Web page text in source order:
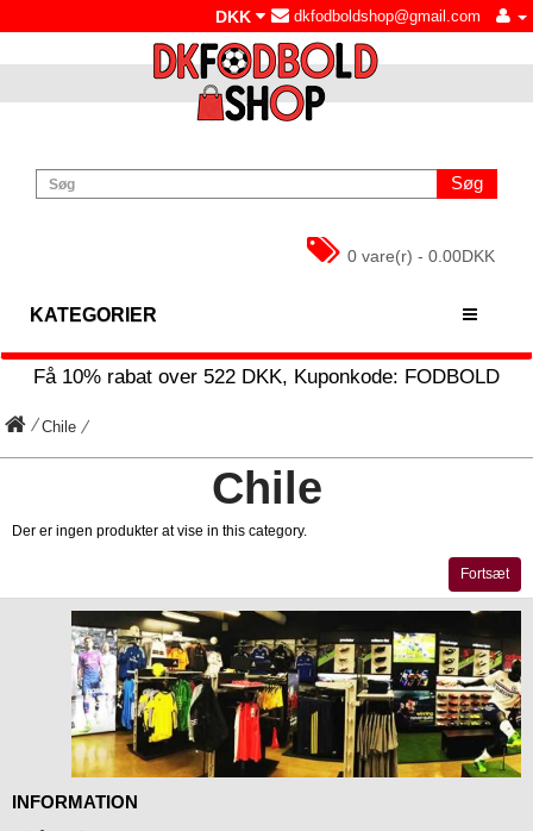
dkfodboldshop@gmail.com
DKK
Søg
0 vare(r) - 0.00DKK
KATEGORIER
Få 10% rabat over 522 DKK, Kuponkode: FODBOLD
Chile
Chile
Der er ingen produkter at vise in this category.
Fortsæt
INFORMATION